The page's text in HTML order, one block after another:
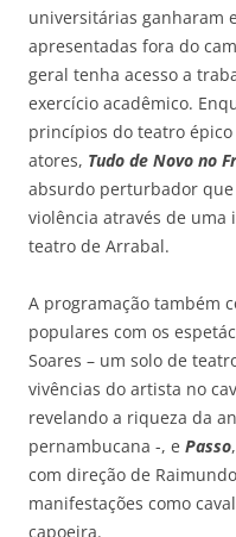
universitárias ganharam
apresentadas fora do
geral tenha acesso a
exercício acadêmico.
princípios do teatro
atores, Tudo de Novo no
absurdo perturbador
violência através de uma
teatro de Arrabal.
A programação também
populares com os
Soares – um solo de
vivências do artista no
revelando a riqueza da
pernambucana -, e Passo
com direção de
manifestações como
capoeira.